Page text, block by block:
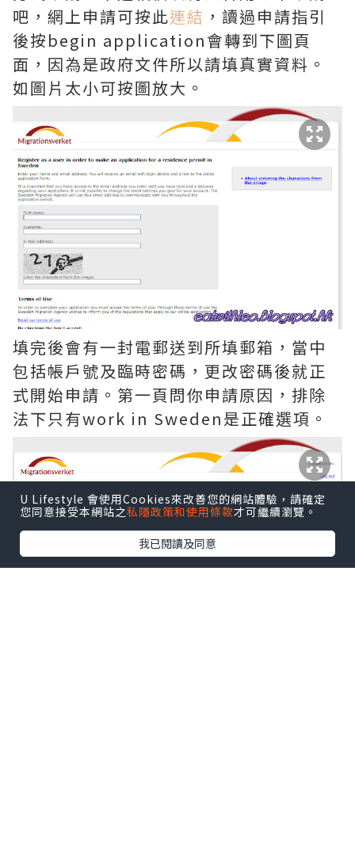
吧，網上申請可按此連結 ，讀過申請指引
後按begin application會轉到下圖頁
面，因為是政府文件所以請填真實資料。
如圖片太小可按圖放大。
填完後會有一封電郵送到所填郵箱，當中
包括帳戶號及臨時密碼，更改密碼後就正
式開始申請。第一頁問你申請原因，排除
法下只有work in Sweden是正確選項。
U Lifestyle 會使用Cookies來改善您的網站體驗，請確定
您同意接受本網站之私隱政策和使用條款才可繼續瀏覽。
我已閱讀及同意